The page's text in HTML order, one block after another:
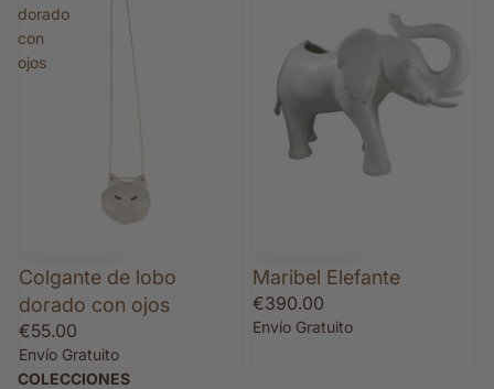
dorado
con
ojos
Colgante de lobo
dorado con ojos
€55.00
Envío Gratuito
Maribel Elefante
€390.00
Envío Gratuito
COLECCIONES